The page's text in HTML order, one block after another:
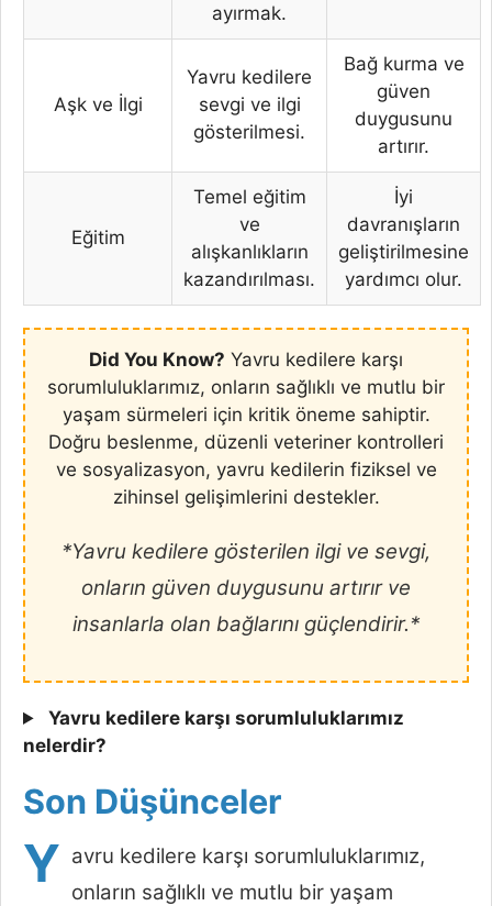
ayırmak.
Aşk ve İlgi
Yavru kedilere
sevgi ve ilgi
gösterilmesi.
Bağ kurma ve
güven
duygusunu
artırır.
Eğitim
Temel eğitim
ve
alışkanlıkların
kazandırılması.
İyi
davranışların
geliştirilmesine
yardımcı olur.
Did You Know? Yavru kedilere karşı
sorumluluklarımız, onların sağlıklı ve mutlu bir
yaşam sürmeleri için kritik öneme sahiptir.
Doğru beslenme, düzenli veteriner kontrolleri
ve sosyalizasyon, yavru kedilerin fiziksel ve
zihinsel gelişimlerini destekler.
*Yavru kedilere gösterilen ilgi ve sevgi,
onların güven duygusunu artırır ve
insanlarla olan bağlarını güçlendirir.*
Yavru kedilere karşı sorumluluklarımız
nelerdir?
Son Düşünceler
Y avru kedilere karşı sorumluluklarımız,
onların sağlıklı ve mutlu bir yaşam